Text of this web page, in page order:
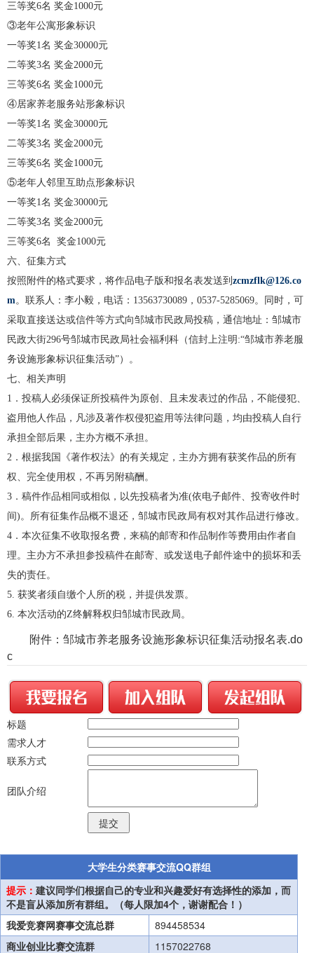
三等奖6名 奖金1000元
③老年公寓形象标识
一等奖1名 奖金30000元
二等奖3名 奖金2000元
三等奖6名 奖金1000元
④居家养老服务站形象标识
一等奖1名 奖金30000元
二等奖3名 奖金2000元
三等奖6名 奖金1000元
⑤老年人邻里互助点形象标识
一等奖1名 奖金30000元
二等奖3名 奖金2000元
三等奖6名 奖金1000元
六、征集方式
按照附件的格式要求，将作品电子版和报名表发送到 zcmzflk@126.co
m。联系人：李小毅，电话：13563730089，0537-5285069。同时，可
采取直接送达或信件等方式向邹城市民政局投稿，通信地址：邹城市
民政大街296号邹城市民政局社会福利科（信封上注明:“邹城市养老服
务设施形象标识征集活动”）。
七、相关声明
1．投稿人必须保证所投稿件为原创、且未发表过的作品，不能侵犯、
盗用他人作品，凡涉及著作权侵犯盗用等法律问题，均由投稿人自行
承担全部后果，主办方概不承担。
2．根据我国《著作权法》的有关规定，主办方拥有获奖作品的所有
权、完全使用权，不再另附稿酬。
3．稿件作品相同或相似，以先投稿者为准(依电子邮件、投寄收件时
间)。所有征集作品概不退还，邹城市民政局有权对其作品进行修改。
4．本次征集不收取报名费，来稿的邮寄和作品制作等费用由作者自
理。主办方不承担参投稿件在邮寄、或发送电子邮件途中的损坏和丢
失的责任。
5. 获奖者须自缴个人所的税，并提供发票。
6. 本次活动的Z终解释权归邹城市民政局。
附件：邹城市养老服务设施形象标识征集活动报名表.do
c
标题
需求人才
联系方式
团队介绍
大学生分类赛事交流QQ群组
提示： 建议同学们根据自己的专业和兴趣爱好有选择性的添加，而
不是盲从添加所有群组。（每人限加4个，谢谢配合！）
我爱竞赛网赛事交流总群
894458534
商业创业比赛交流群
1157022768